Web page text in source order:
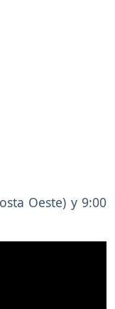
Oeste) y 9:00